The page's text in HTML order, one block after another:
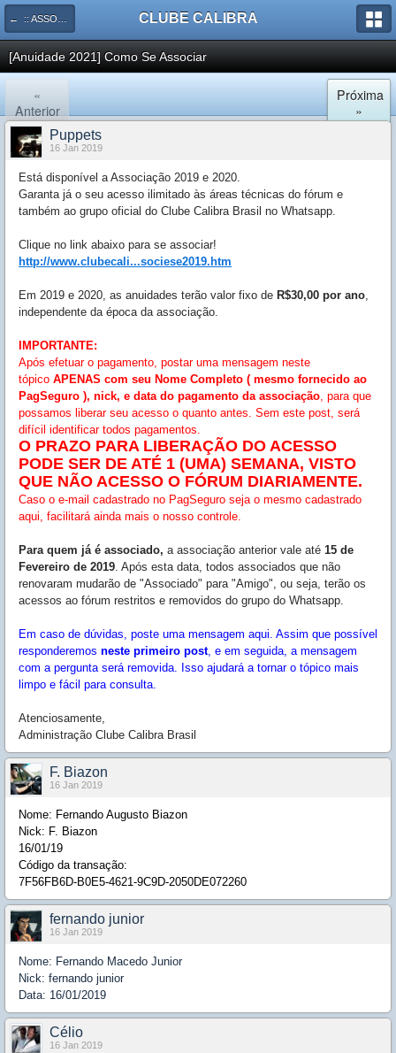
← :: ASSOCiAÇÃO AO CLUBE CALIBRA :: CLUBE CALIBRA
[Anuidade 2021] Como Se Associar
«
Anterior
Próxima
»
Puppets
16 Jan 2019
Está disponível a Associação 2019 e 2020.
Garanta já o seu acesso ilimitado às áreas técnicas do fórum e
também ao grupo oficial do Clube Calibra Brasil no Whatsapp.
Clique no link abaixo para se associar!
http://www.clubecali...sociese2019.htm
Em 2019 e 2020, as anuidades terão valor fixo de R$30,00 por ano,
independente da época da associação.
IMPORTANTE:
Após efetuar o pagamento, postar uma mensagem neste
tópico APENAS com seu Nome Completo ( mesmo fornecido ao
PagSeguro ), nick, e data do pagamento da associação, para que
possamos liberar seu acesso o quanto antes. Sem este post, será
difícil identificar todos pagamentos.
O PRAZO PARA LIBERAÇÃO DO ACESSO
PODE SER DE ATÉ 1 (UMA) SEMANA, VISTO
QUE NÃO ACESSO O FÓRUM DIARIAMENTE.
Caso o e-mail cadastrado no PagSeguro seja o mesmo cadastrado
aqui, facilitará ainda mais o nosso controle.
Para quem já é associado, a associação anterior vale até 15 de
Fevereiro de 2019. Após esta data, todos associados que não
renovaram mudarão de "Associado" para "Amigo", ou seja, terão os
acessos ao fórum restritos e removidos do grupo do Whatsapp.
Em caso de dúvidas, poste uma mensagem aqui. Assim que possível
responderemos neste primeiro post, e em seguida, a mensagem
com a pergunta será removida. Isso ajudará a tornar o tópico mais
limpo e fácil para consulta.
Atenciosamente,
Administração Clube Calibra Brasil
F. Biazon
16 Jan 2019
Nome: Fernando Augusto Biazon
Nick: F. Biazon
16/01/19
Código da transação:
7F56FB6D-B0E5-4621-9C9D-2050DE072260
fernando junior
16 Jan 2019
Nome: Fernando Macedo Junior
Nick: fernando junior
Data: 16/01/2019
Célio
16 Jan 2019